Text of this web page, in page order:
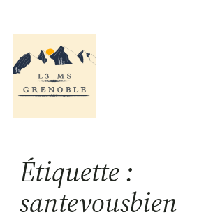
au
contenu
Étiquette :
santevousbien